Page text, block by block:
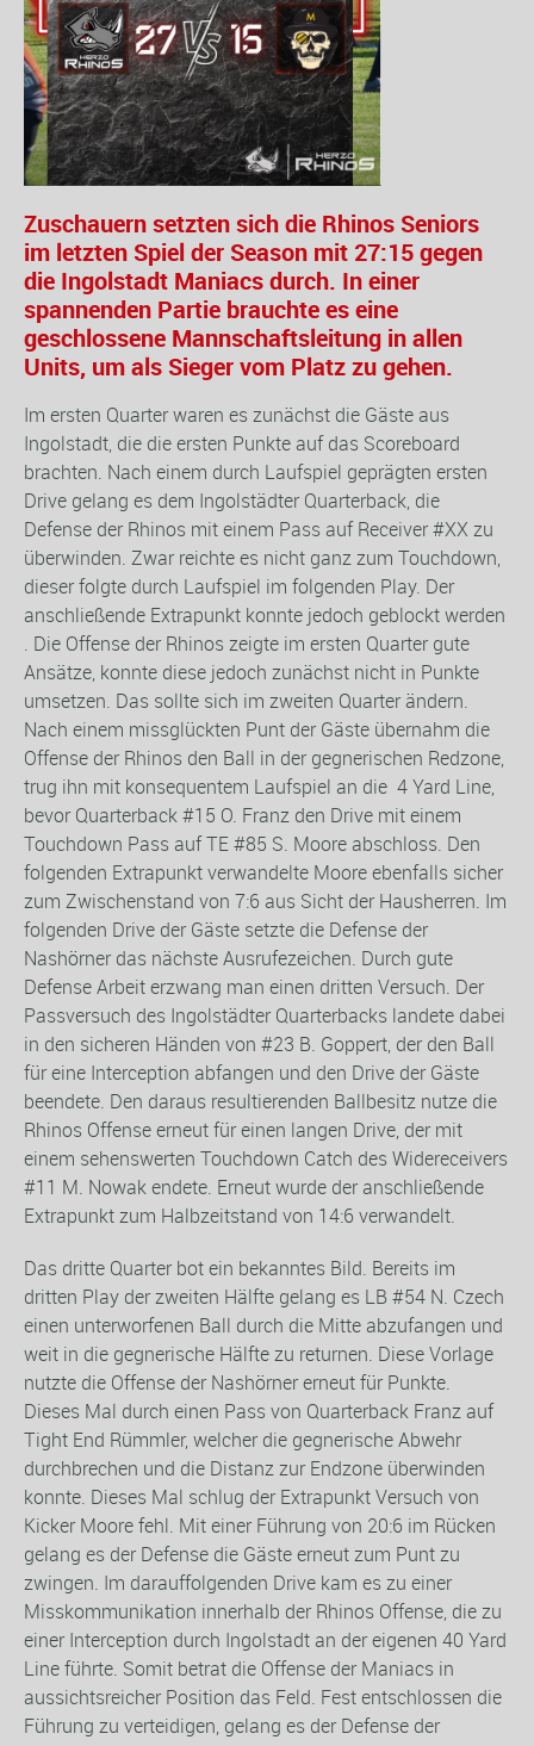
Zuschauern setzten sich die Rhinos Seniors
im letzten Spiel der Season mit 27:15 gegen
die Ingolstadt Maniacs durch. In einer
spannenden Partie brauchte es eine
geschlossene Mannschaftsleitung in allen
Units, um als Sieger vom Platz zu gehen.
Im ersten Quarter waren es zunächst die Gäste aus
Ingolstadt, die die ersten Punkte auf das Scoreboard
brachten. Nach einem durch Laufspiel geprägten ersten
Drive gelang es dem Ingolstädter Quarterback, die
Defense der Rhinos mit einem Pass auf Receiver #XX zu
überwinden. Zwar reichte es nicht ganz zum Touchdown,
dieser folgte durch Laufspiel im folgenden Play. Der
anschließende Extrapunkt konnte jedoch geblockt werden
. Die Offense der Rhinos zeigte im ersten Quarter gute
Ansätze, konnte diese jedoch zunächst nicht in Punkte
umsetzen. Das sollte sich im zweiten Quarter ändern.
Nach einem missglückten Punt der Gäste übernahm die
Offense der Rhinos den Ball in der gegnerischen Redzone,
trug ihn mit konsequentem Laufspiel an die 4 Yard Line,
bevor Quarterback #15 O. Franz den Drive mit einem
Touchdown Pass auf TE #85 S. Moore abschloss. Den
folgenden Extrapunkt verwandelte Moore ebenfalls sicher
zum Zwischenstand von 7:6 aus Sicht der Hausherren. Im
folgenden Drive der Gäste setzte die Defense der
Nashörner das nächste Ausrufezeichen. Durch gute
Defense Arbeit erzwang man einen dritten Versuch. Der
Passversuch des Ingolstädter Quarterbacks landete dabei
in den sicheren Händen von #23 B. Goppert, der den Ball
für eine Interception abfangen und den Drive der Gäste
beendete. Den daraus resultierenden Ballbesitz nutze die
Rhinos Offense erneut für einen langen Drive, der mit
einem sehenswerten Touchdown Catch des Widereceivers
#11 M. Nowak endete. Erneut wurde der anschließende
Extrapunkt zum Halbzeitstand von 14:6 verwandelt.
Das dritte Quarter bot ein bekanntes Bild. Bereits im
dritten Play der zweiten Hälfte gelang es LB #54 N. Czech
einen unterworfenen Ball durch die Mitte abzufangen und
weit in die gegnerische Hälfte zu returnen. Diese Vorlage
nutzte die Offense der Nashörner erneut für Punkte.
Dieses Mal durch einen Pass von Quarterback Franz auf
Tight End Rümmler, welcher die gegnerische Abwehr
durchbrechen und die Distanz zur Endzone überwinden
konnte. Dieses Mal schlug der Extrapunkt Versuch von
Kicker Moore fehl. Mit einer Führung von 20:6 im Rücken
gelang es der Defense die Gäste erneut zum Punt zu
zwingen. Im darauffolgenden Drive kam es zu einer
Misskommunikation innerhalb der Rhinos Offense, die zu
einer Interception durch Ingolstadt an der eigenen 40 Yard
Line führte. Somit betrat die Offense der Maniacs in
aussichtsreicher Position das Feld. Fest entschlossen die
Führung zu verteidigen, gelang es der Defense der